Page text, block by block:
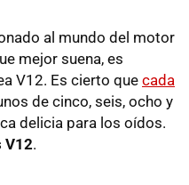
al mundo del motor
mejor suena, es
V12. Es cierto quecada
de cinco, seis, ocho y
delicia para los oídos.
V12.